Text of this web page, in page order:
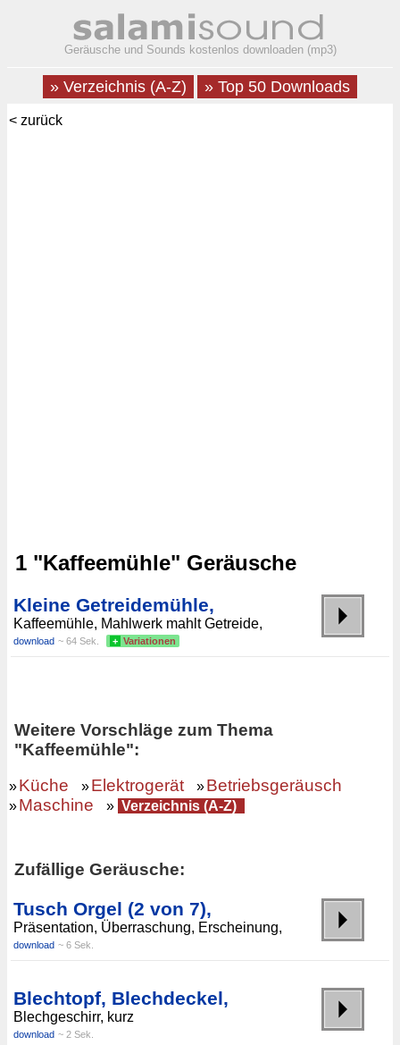
Geräusche und Sounds kostenlos downloaden (mp3)
» Verzeichnis (A-Z) » Top 50 Downloads
< zurück
1 "Kaffeemühle" Geräusche
Kleine Getreidemühle,
Kaffeemühle, Mahlwerk mahlt Getreide,
download ~ 64 Sek. + Variationen
Weitere Vorschläge zum Thema
"Kaffeemühle":
»Küche »Elektrogerät »Betriebsgeräusch
»Maschine » Verzeichnis (A-Z)
Zufällige Geräusche:
Tusch Orgel (2 von 7),
Präsentation, Überraschung, Erscheinung,
download ~ 6 Sek.
Blechtopf, Blechdeckel,
Blechgeschirr, kurz
download ~ 2 Sek.